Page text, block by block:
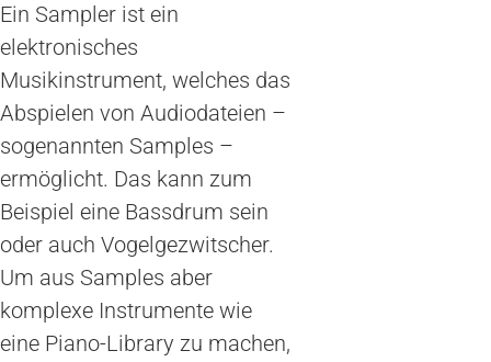
Ein Sampler ist ein
elektronisches
Musikinstrument, welches das
Abspielen von Audiodateien –
sogenannten Samples –
ermöglicht. Das kann zum
Beispiel eine Bassdrum sein
oder auch Vogelgezwitscher.
Um aus Samples aber
komplexe Instrumente wie
eine Piano-Library zu machen,